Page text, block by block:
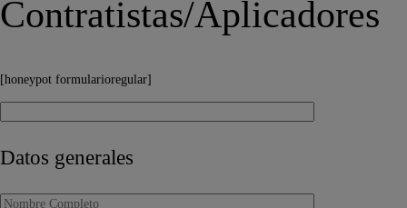
Contratistas/Aplicadores
[honeypot formularioregular]
Datos generales